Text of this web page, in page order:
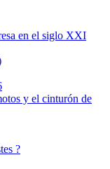
en el siglo XXI
y el cinturón de
?